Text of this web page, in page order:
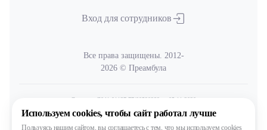
Вход для сотрудников
Все права защищены. 2012-
2026 © Преамбула
Лицензия Л041-01137-77/00590289 от 05.11.2020
выдана Министерством здравоохранения Московской области
Используем cookies, чтобы сайт работал лучше
Пользуясь нашим сайтом,вы соглашаетесь с тем, что мы используем cookies